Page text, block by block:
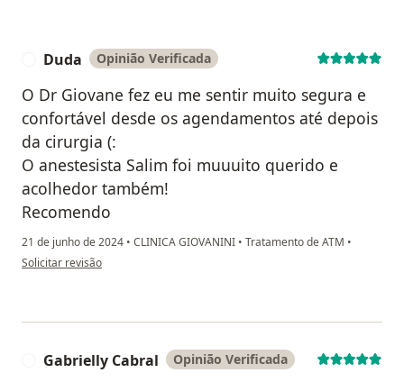
Duda Opinião Verificada
O Dr Giovane fez eu me sentir muito segura e
confortável desde os agendamentos até depois
da cirurgia (:
O anestesista Salim foi muuuito querido e
acolhedor também!
Recomendo
21 de junho de 2024 • CLINICA GIOVANINI • Tratamento de ATM •
na opinião do utilizador Duda
Solicitar revisão
Gabrielly Cabral Opinião Verificada